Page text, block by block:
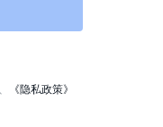
《隐私政策》